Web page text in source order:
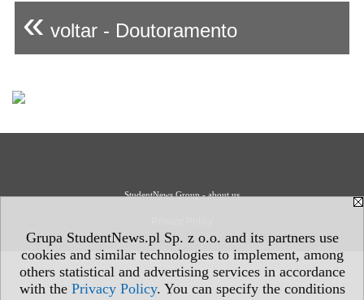
Grupa StudentNews.pl Sp. z o.o. and its partners use
cookies and similar technologies to implement, among
others statistical and advertising services in accordance
with the Privacy Policy. You can specify the conditions
« voltar - Doutoramento
StudentNews Group - about us